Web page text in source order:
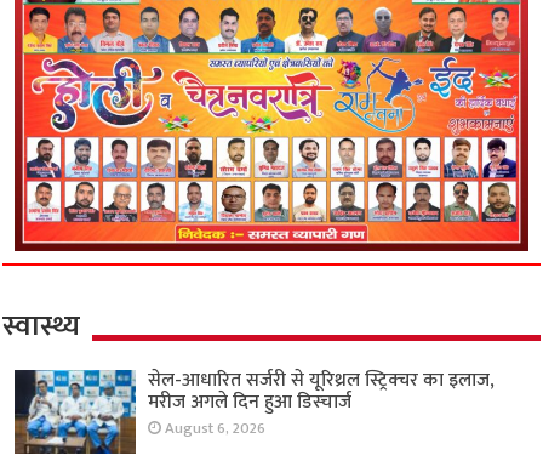
स्वास्थ्य
सेल-आधारित सर्जरी से यूरिथ्रल स्ट्रिक्चर का इलाज,
मरीज अगले दिन हुआ डिस्चार्ज
August 6, 2026